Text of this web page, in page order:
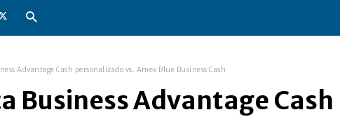
Advantage Cash personalizado vs. Amex Blue Business Cash
Business Advantage Cash